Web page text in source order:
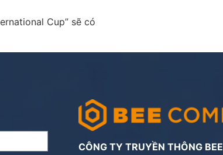
Cup” sẽ có
CÔNG TY TRUYỀN THÔNG BEE